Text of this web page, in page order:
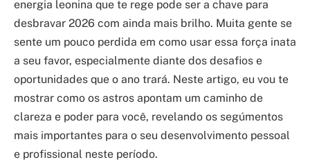
energia leonina que te rege pode ser a chave para
desbravar 2026 com ainda mais brilho. Muita gente se
sente um pouco perdida em como usar essa força inata
a seu favor, especialmente diante dos desafios e
oportunidades que o ano trará. Neste artigo, eu vou te
mostrar como os astros apontam um caminho de
clareza e poder para você, revelando os segúmentos
mais importantes para o seu desenvolvimento pessoal
e profissional neste período.